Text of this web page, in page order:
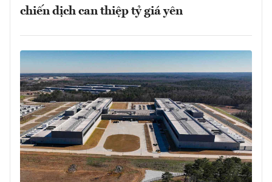
chiến dịch can thiệp tỷ giá yên